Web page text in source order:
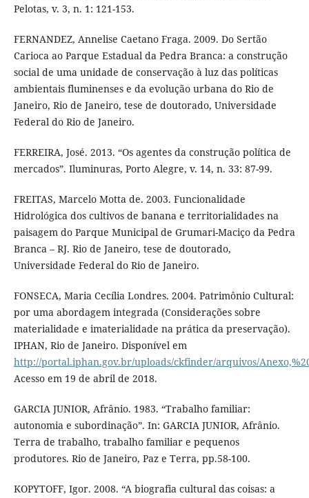
Pelotas, v. 3, n. 1: 121-153.
FERNANDEZ, Annelise Caetano Fraga. 2009. Do Sertão
Carioca ao Parque Estadual da Pedra Branca: a construção
social de uma unidade de conservação à luz das políticas
ambientais fluminenses e da evolução urbana do Rio de
Janeiro, Rio de Janeiro, tese de doutorado, Universidade
Federal do Rio de Janeiro.
FERREIRA, José. 2013. “Os agentes da construção política de
mercados”. Iluminuras, Porto Alegre, v. 14, n. 33: 87-99.
FREITAS, Marcelo Motta de. 2003. Funcionalidade
Hidrológica dos cultivos de banana e territorialidades na
paisagem do Parque Municipal de Grumari-Maciço da Pedra
Branca – RJ. Rio de Janeiro, tese de doutorado,
Universidade Federal do Rio de Janeiro.
FONSECA, Maria Cecília Londres. 2004. Patrimônio Cultural:
por uma abordagem integrada (Considerações sobre
materialidade e imaterialidade na prática da preservação).
IPHAN, Rio de Janeiro. Disponível em
http://portal.iphan.gov.br/uploads/ckfinder/arquivos/
Acesso em 19 de abril de 2018.
GARCIA JUNIOR, Afrânio. 1983. “Trabalho familiar:
autonomia e subordinação”. In: GARCIA JUNIOR, Afrânio.
Terra de trabalho, trabalho familiar e pequenos
produtores. Rio de Janeiro, Paz e Terra, pp.58-100.
KOPYTOFF, Igor. 2008. “A biografia cultural das coisas: a